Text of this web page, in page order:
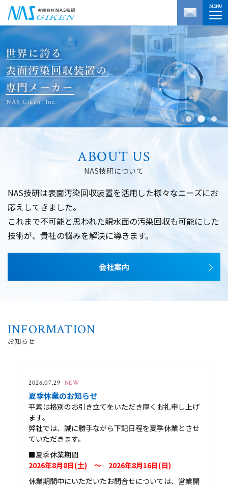
MENU
ABOUT US
NAS技研について
NAS技研は表面汚染回収装置を活用した様々なニーズにお
応えしてきました。
これまで不可能と思われた親水面の汚染回収も可能にした
技術が、 貴社の悩みを解決に導きます。
会社案内
INFORMATION
お知らせ
2026.07.29 NEW
夏季休業のお知らせ
平素は格別のお引き立てをいただき厚くお礼申し上げ
ます。
弊社では、誠に勝手ながら下記日程を夏季休業とさせ
ていただきます。
■夏季休業期間
2026年8月8日(土) ～ 2026年8月16日(日)
休業期間中にいただいたお問合せについては、営業開